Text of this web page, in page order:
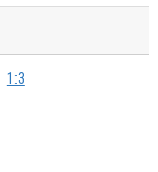
1:3